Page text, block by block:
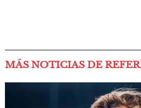
MÁS NOTICIAS DE